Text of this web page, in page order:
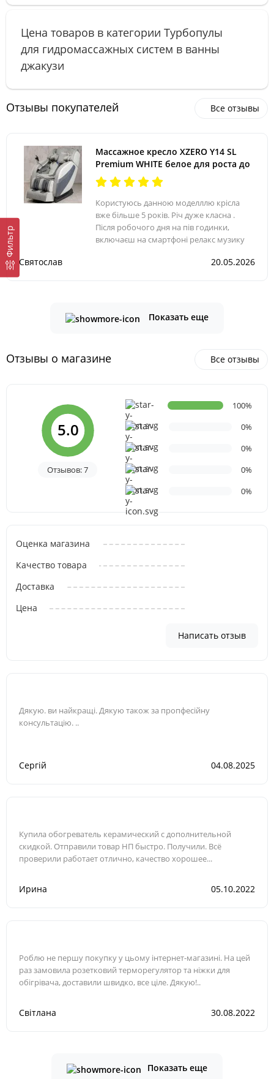
Фильтр
Цена товаров в категории Турбопулы
для гидромассажных систем в ванны
джакузи
Отзывы покупателей Все отзывы
Массажное кресло XZERO Y14 SL
Premium WHITE белое для роста до
200см и веса до 145кг
Користуюсь данною моделллю крісла
вже більше 5 років. Річ дуже класна .
Після робочого дня на пів годинки,
включаєш на смартфоні релакс музику
... прокидаєшся відпочившим. Особливо
Святослав 20.05.2026
Показать еще
Отзывы о магазине Все отзывы
5.0
Отзывов: 7
100%
0%
0%
0%
0%
Оценка магазина
Качество товара
Доставка
Цена
Написать отзыв
Дякую. ви найкращі. Дякую також за пропфесійну
консультацію. ..
Сергій 04.08.2025
Купила обогреватель керамический с дополнительной
скидкой. Отправили товар НП быстро. Получили. Всё
проверили работает отлично, качество хорошее...
Ирина 05.10.2022
Роблю не першу покупку у цьому інтернет-магазині. На цей
раз замовила розетковий терморегулятор та ніжки для
обігрівача, доставили швидко, все ціле. Дякую!..
Світлана 30.08.2022
Показать еще